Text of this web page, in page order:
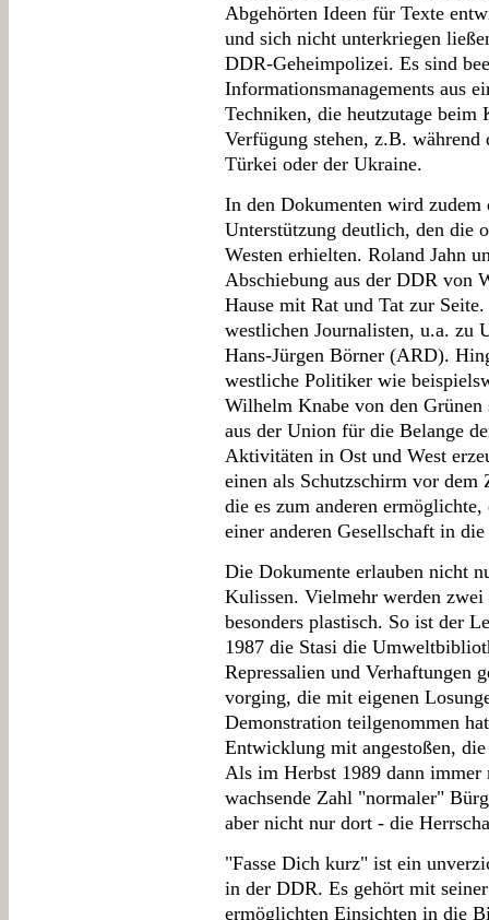
Abgehörten Ideen für Texte
und sich nicht unterkriegen
DDR-Geheimpolizei. Es sind
Informationsmanagements aus
Techniken, die heutzutage
Verfügung stehen, z.B.
Türkei oder der Ukraine.
In den Dokumenten wird zudem
Unterstützung deutlich, den die
Westen erhielten. Roland Jahn
Abschiebung aus der DDR von
Hause mit Rat und Tat zur
westlichen Journalisten, u.a. zu
Hans-Jürgen Börner (ARD).
westliche Politiker wie
Wilhelm Knabe von den
aus der Union für die Belange
Aktivitäten in Ost und West
einen als Schutzschirm vor
die es zum anderen
einer anderen Gesellschaft in
Die Dokumente erlauben nicht
Kulissen. Vielmehr werden zwei
besonders plastisch. So ist der
1987 die Stasi die
Repressalien und Verhaftungen
vorging, die mit eigenen
Demonstration teilgenommen
Entwicklung mit angestoßen,
Als im Herbst 1989 dann
wachsende Zahl "normaler"
aber nicht nur dort - die
"Fasse Dich kurz" ist ein
in der DDR. Es gehört mit
ermöglichten Einsichten in die